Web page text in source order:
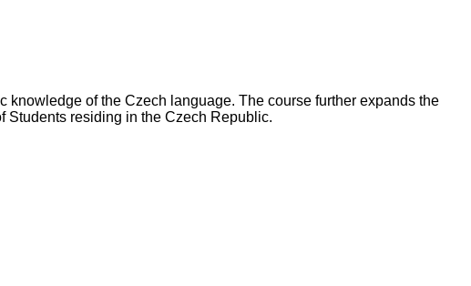
of the Czech language. The course further expands the
Students residing in the Czech Republic.